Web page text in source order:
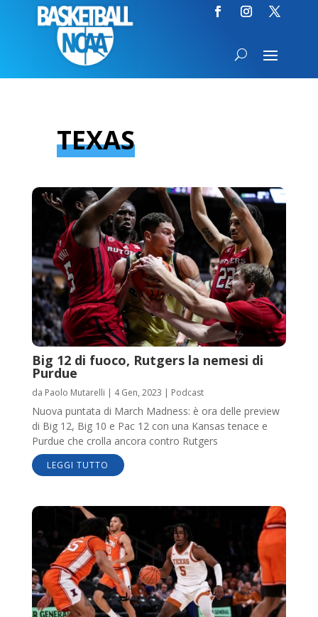
TEXAS
Big 12 di fuoco, Rutgers la nemesi di
Purdue
da Paolo Mutarelli | 4 Gen, 2023 | Podcast
Nuova puntata di March Madness: è ora delle preview
di Big 12, Big 10 e Pac 12 con una Kansas tenace e
Purdue che crolla ancora contro Rutgers
LEGGI TUTTO